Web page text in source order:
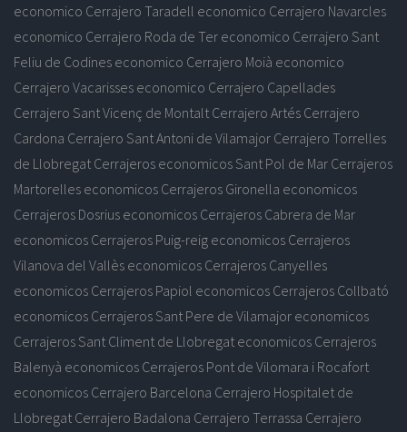
economico Cerrajero Taradell economico Cerrajero Navarcles
economico Cerrajero Roda de Ter economico Cerrajero Sant
Feliu de Codines economico Cerrajero Moià economico
Cerrajero Vacarisses economico Cerrajero Capellades
Cerrajero Sant Vicenç de Montalt Cerrajero Artés Cerrajero
Cardona Cerrajero Sant Antoni de Vilamajor Cerrajero Torrelles
de Llobregat Cerrajeros economicos Sant Pol de Mar Cerrajeros
Martorelles economicos Cerrajeros Gironella economicos
Cerrajeros Dosrius economicos Cerrajeros Cabrera de Mar
economicos Cerrajeros Puig-reig economicos Cerrajeros
Vilanova del Vallès economicos Cerrajeros Canyelles
economicos Cerrajeros Papiol economicos Cerrajeros Collbató
economicos Cerrajeros Sant Pere de Vilamajor economicos
Cerrajeros Sant Climent de Llobregat economicos Cerrajeros
Balenyà economicos Cerrajeros Pont de Vilomara i Rocafort
economicos Cerrajero Barcelona Cerrajero Hospitalet de
Llobregat Cerrajero Badalona Cerrajero Terrassa Cerrajero